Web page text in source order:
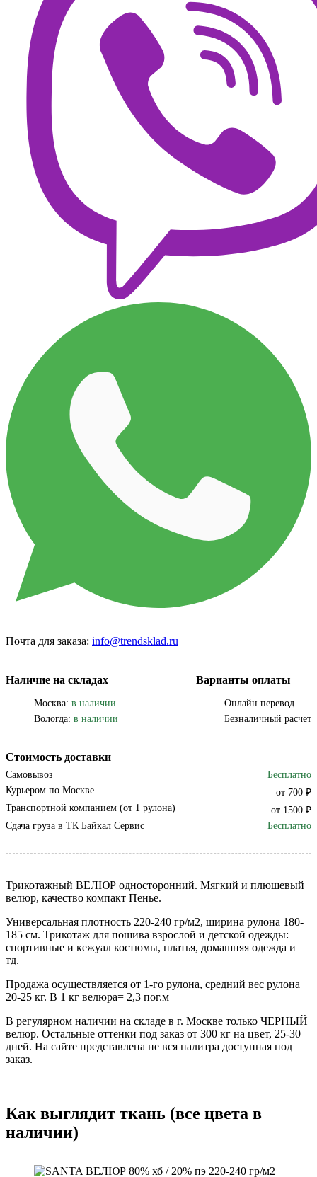
Почта для заказа: info@trendsklad.ru
Наличие на складах
Москва: в наличии
Вологда: в наличии
Варианты оплаты
Онлайн перевод
Безналичный расчет
Стоимость доставки
Самовывоз
Бесплатно
Курьером по Москве
от 700 ₽
Транспортной компанием (от 1 рулона)
от 1500 ₽
Сдача груза в ТК Байкал Сервис
Бесплатно
Трикотажный ВЕЛЮР односторонний. Мягкий и плюшевый
велюр, качество компакт Пенье.
Универсальная плотность 220-240 гр/м2, ширина рулона 180-
185 см. Трикотаж для пошива взрослой и детской одежды:
спортивные и кежуал костюмы, платья, домашняя одежда и
тд.
Продажа осуществляется от 1-го рулона, средний вес рулона
20-25 кг. В 1 кг велюра= 2,3 пог.м
В регулярном наличии на складе в г. Москве только ЧЕРНЫЙ
велюр. Остальные оттенки под заказ от 300 кг на цвет, 25-30
дней. На сайте представлена не вся палитра доступная под
заказ.
Как выглядит ткань (все цвета в
наличии)